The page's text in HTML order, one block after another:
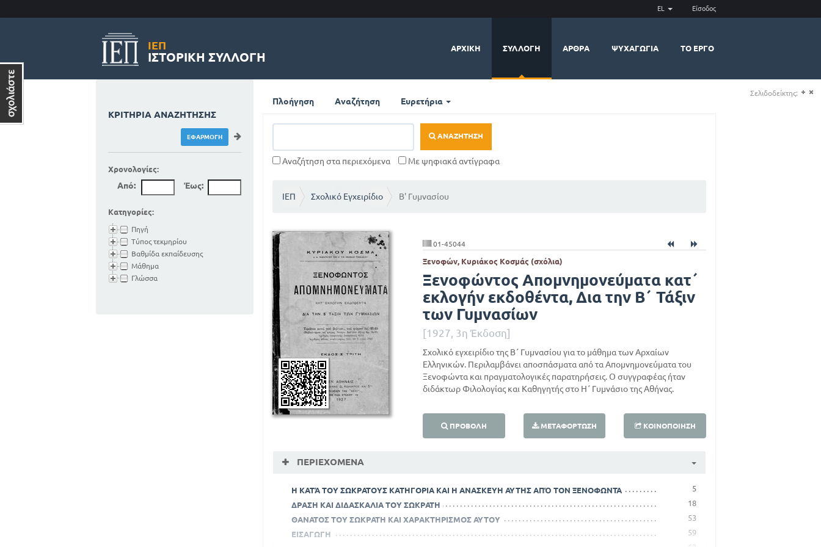
EL Είσοδος
ΙΕΠ
ΙΣΤΟΡΙΚΉ ΣΥΛΛΟΓΉ
ΑΡΧΙΚΉ ΣΥΛΛΟΓΉ ΆΡΘΡΑ ΨΥΧΑΓΩΓΊΑ ΤΟ ΈΡΓΟ
Πλοήγηση Αναζήτηση Ευρετήρια
ΑΝΑΖΉΤΗΣΗ
Αναζήτηση στα περιεχόμενα Με ψηφιακά αντίγραφα
ΙΕΠ Σχολικό Εγχειρίδιο Β' Γυμνασίου
01-45044
Ξενοφών, Κυριάκος Κοσμάς (σχόλια)
Ξενοφώντος Απομνημονεύματα κατ΄
εκλογήν εκδοθέντα, Δια την Β΄ Τάξιν
των Γυμνασίων
[1927, 3η Έκδοση]
Σχολικό εγχειρίδιο της Β΄ Γυμνασίου για το μάθημα των Αρχαίων
Ελληνικών. Περιλαμβάνει αποσπάσματα από τα Απομνημονεύματα του
Ξενοφώντα και πραγματολογικές παρατηρήσεις. Ο συγγραφέας ήταν
διδάκτωρ Φιλολογίας και Καθηγητής στο Η΄ Γυμνάσιο της Αθήνας.
ΠΡΟΒΟΛΉ ΜΕΤΑΦΌΡΤΩΣΗ ΚΟΙΝΟΠΟΊΗΣΗ
ΠΕΡΙΕΧΌΜΕΝΑ
Η ΚΑΤΆ ΤΟΥ ΣΩΚΡΑΤΟΥΣ ΚΑΤΗΓΟΡΙΑ ΚΑΙ Η ΑΝΑΣΚΕΥΗ ΑΥΤΗΣ ΑΠΌ ΤΟΝ ΞΕΝΟΦΩΝΤΑ
5
ΔΡΑΣΗ ΚΑΙ ΔΙΔΑΣΚΑΛΙΑ ΤΟΥ ΣΩΚΡΑΤΗ
18
ΘΑΝΑΤΟΣ ΤΟΥ ΣΩΚΡΑΤΗ ΚΑΙ ΧΑΡΑΚΤΗΡΙΣΜΟΣ ΑΥΤΟΥ
53
ΕΙΣΑΓΩΓΗ
59
ΚΡΙΤΉΡΙΑ ΑΝΑΖΉΤΗΣΗΣ
Χρονολογίες:
Από: Έως:
Κατηγορίες:
Πηγή
Τύπος τεκμηρίου
Βαθμίδα εκπαίδευσης
Μάθημα
Γλώσσα
Σελιδοδείκτης: